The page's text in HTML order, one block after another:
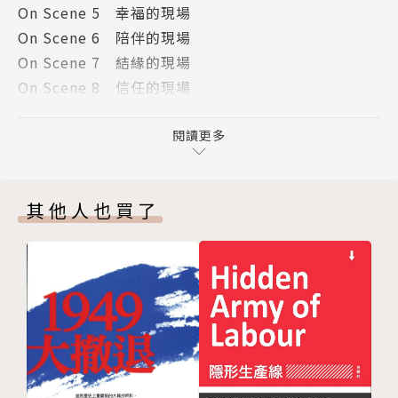
這是你我生命必經的過程，儘管有喜有悲、有苦有痛，
但這一次葉海煙老師帶你停下腳步，回頭看看，原來哲
學讓你的生命更加甘甜，也改變你原來的生命景況：
孤獨的現場：你害怕一個人嗎？
幸福的現場：財富和權力等於全世界？
在家的現場：非得成家才能立業嗎？
活著的現場：生活真的不易嗎？
內在的現場：真正的我在哪裡？
臨終的現場：死是生的終點嗎？
不可知的現場：如何看待瀕臨死亡？
作者簡介
On Scene 5 幸福的現場
On Scene 6 陪伴的現場
On Scene 7 結緣的現場
On Scene 8 信任的現場
On Scene 10 和平的現場
On Scene 11 在家的現場
On Scene 13 活著的現場
On Scene 15 沉默的現場
On Scene 16 病痛的現場
On Scene 17 身心之間的現場
On Scene 18 修煉的現場
On Scene 19 臨終的現場
On Scene 20 不可知的現場
閱讀更多
其他人也買了